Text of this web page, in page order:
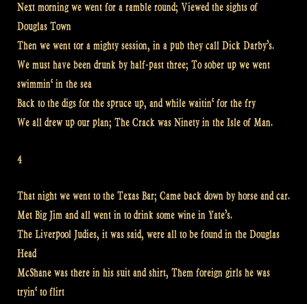
Next morning we went for a ramble round; Viewed the sights of
Douglas Town
Then we went tor a mighty session, in a pub they call Dick Darby’s.
We must have been drunk by half-past three; To sober up we went
swimmin‘ in the sea
Back to the digs for the spruce up, and while waitin‘ for the fry
We all drew up our plan; The Crack was Ninety in the Isle of Man.
4
That night we went to the Texas Bar; Came back down by horse and car.
Met Big Jim and all went in to drink some wine in Yate’s.
The Liverpool Judies, it was said, were all to be found in the Douglas
Head
McShane was there in his suit and shirt, Them foreign girls he was
tryin‘ to flirt